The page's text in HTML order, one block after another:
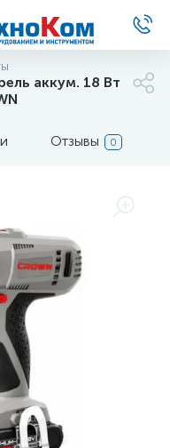
аккум. 18 Вт
Отзывы 0